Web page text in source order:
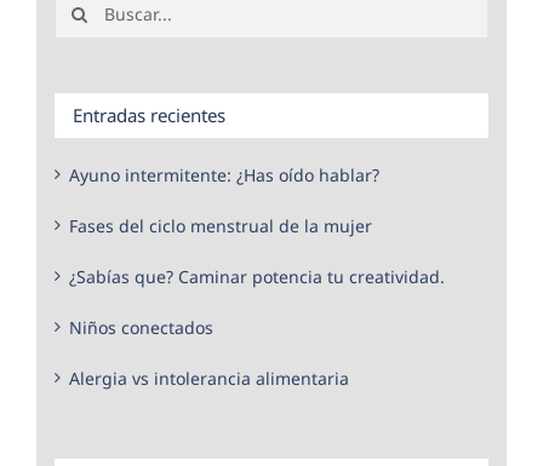
Entradas recientes
Ayuno intermitente: ¿Has oído hablar?
Fases del ciclo menstrual de la mujer
¿Sabías que? Caminar potencia tu creatividad.
Niños conectados
Alergia vs intolerancia alimentaria